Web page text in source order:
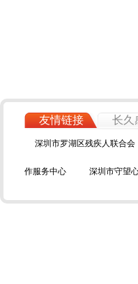
友情链接 长久
深圳市罗湖区残疾人联合会
作服务中心 深圳市守望